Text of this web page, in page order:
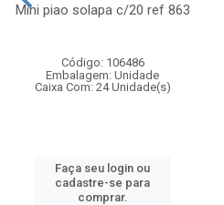
Mini piao solapa c/20 ref 863
Código: 106486
Embalagem: Unidade
Caixa Com: 24 Unidade(s)
Faça seu login ou
cadastre-se para
comprar.